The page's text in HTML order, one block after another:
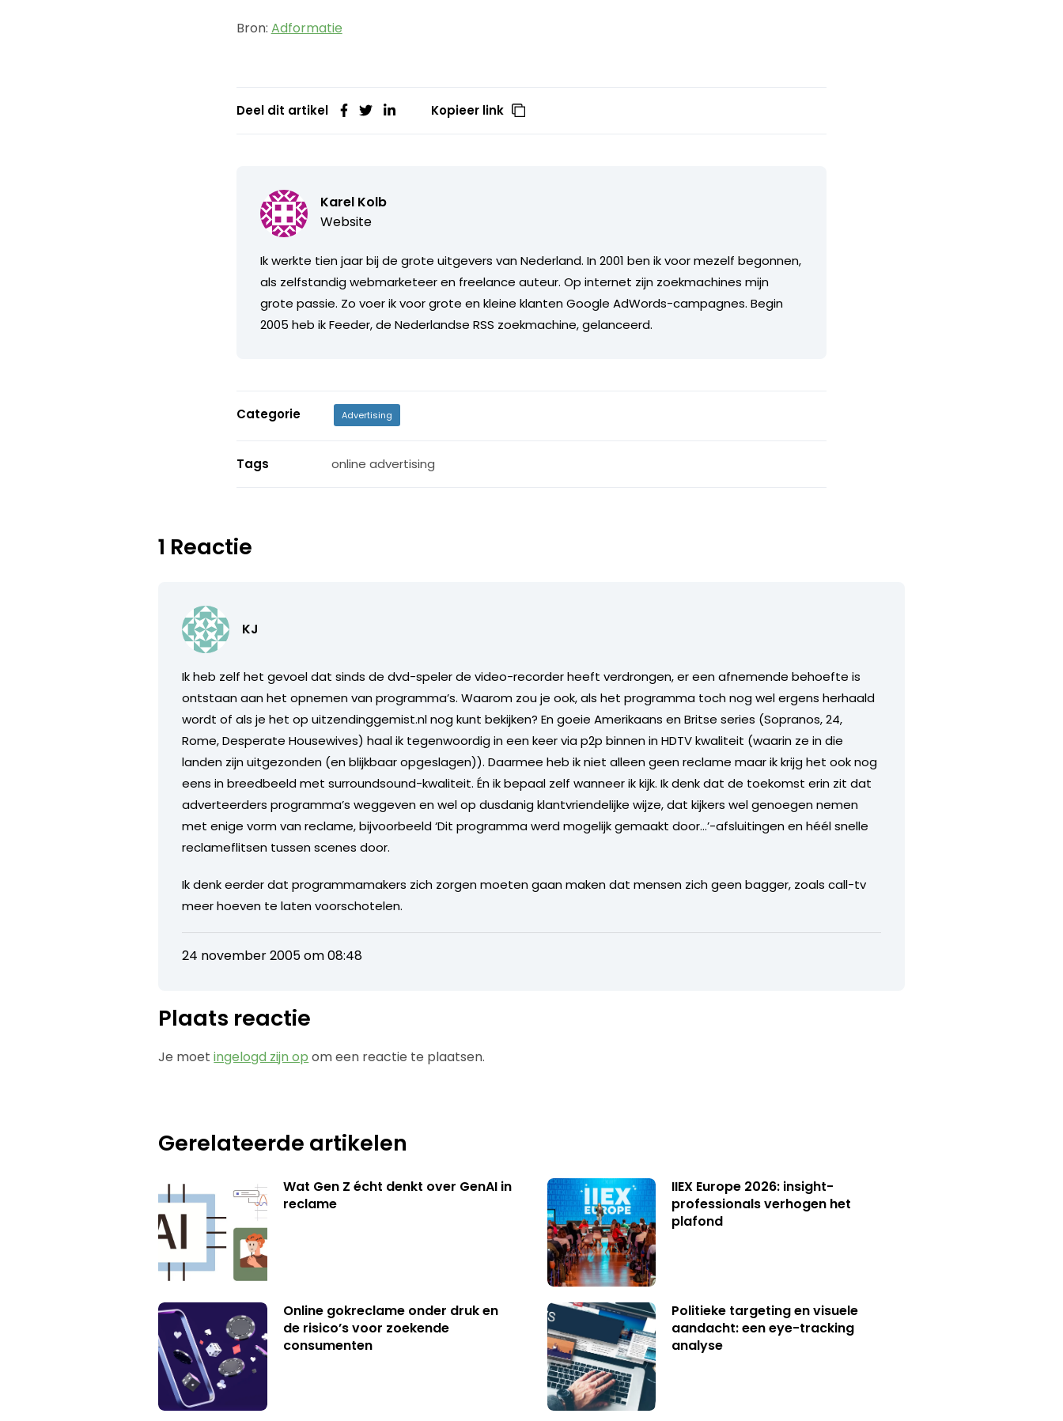
Bron: Adformatie
Deel dit artikel Kopieer link
Karel Kolb
Website
Ik werkte tien jaar bij de grote uitgevers van Nederland. In 2001 ben ik voor mezelf begonnen,
als zelfstandig webmarketeer en freelance auteur. Op internet zijn zoekmachines mijn
grote passie. Zo voer ik voor grote en kleine klanten Google AdWords-campagnes. Begin
2005 heb ik Feeder, de Nederlandse RSS zoekmachine, gelanceerd.
Categorie Advertising
Tags online advertising
1 Reactie
KJ
Ik heb zelf het gevoel dat sinds de dvd-speler de video-recorder heeft verdrongen, er een afnemende behoefte is
ontstaan aan het opnemen van programma’s. Waarom zou je ook, als het programma toch nog wel ergens herhaald
wordt of als je het op uitzendinggemist.nl nog kunt bekijken? En goeie Amerikaans en Britse series (Sopranos, 24,
Rome, Desperate Housewives) haal ik tegenwoordig in een keer via p2p binnen in HDTV kwaliteit (waarin ze in die
landen zijn uitgezonden (en blijkbaar opgeslagen)). Daarmee heb ik niet alleen geen reclame maar ik krijg het ook nog
eens in breedbeeld met surroundsound-kwaliteit. Én ik bepaal zelf wanneer ik kijk. Ik denk dat de toekomst erin zit dat
adverteerders programma’s weggeven en wel op dusdanig klantvriendelijke wijze, dat kijkers wel genoegen nemen
met enige vorm van reclame, bijvoorbeeld ‘Dit programma werd mogelijk gemaakt door…’-afsluitingen en héél snelle
reclameflitsen tussen scenes door.
Ik denk eerder dat programmamakers zich zorgen moeten gaan maken dat mensen zich geen bagger, zoals call-tv
meer hoeven te laten voorschotelen.
24 november 2005 om 08:48
Plaats reactie
Je moetingelogd zijn op om een reactie te plaatsen.
Gerelateerde artikelen
Wat Gen Z écht denkt over GenAI in
reclame
IIEX Europe 2026: insight-
professionals verhogen het
plafond
Online gokreclame onder druk en
de risico’s voor zoekende
consumenten
Politieke targeting en visuele
aandacht: een eye-tracking
analyse